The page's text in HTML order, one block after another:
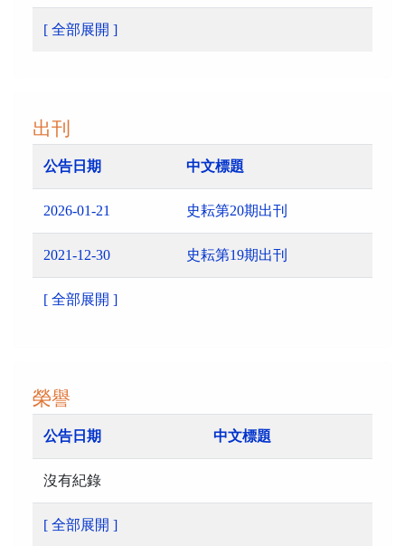
[ 全部展開 ]
出刊
公告日期 中文標題
2026-01-21 史耘第20期出刊
2021-12-30 史耘第19期出刊
[ 全部展開 ]
榮譽
公告日期 中文標題
沒有紀錄
[ 全部展開 ]